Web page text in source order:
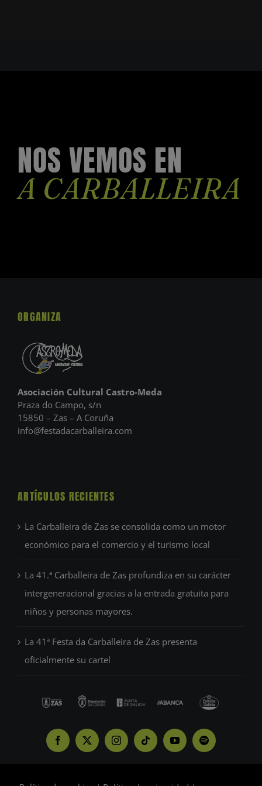
NOS VEMOS EN
A CARBALLEIRA
ORGANIZA
Asociación Cultural Castro-Meda
Praza do Campo, s/n
15850 – Zas – A Coruña
info@festadacarballeira.com
ARTÍCULOS RECIENTES
La Carballeira de Zas se consolida como un motor
económico para el comercio y el turismo local
La 41.ª Carballeira de Zas profundiza en su carácter
intergeneracional gracias a la entrada gratuita para
niños y personas mayores.
La 41ª Festa da Carballeira de Zas presenta
oficialmente su cartel